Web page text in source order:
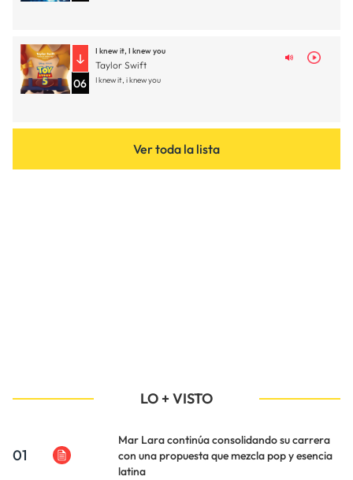
06
I knew it, I knew you
Taylor Swift
I knew it, i knew you
Ver toda la lista
LO + VISTO
01
Mar Lara continúa consolidando su carrera
con una propuesta que mezcla pop y esencia
latina